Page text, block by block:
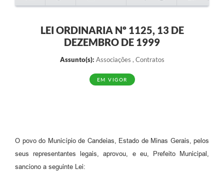
Conselhos Municipais
Fila de espera SUS
Canal da Ouvidoria
LEI ORDINARIA Nº 1125, 13 DE
DEZEMBRO DE 1999
Assunto(s): Associações , Contratos
EM VIGOR
O povo do Município de Candeias, Estado de Minas Gerais, pelos
seus representantes legais, aprovou, e eu, Prefeito Municipal,
sanciono a seguinte Lei: